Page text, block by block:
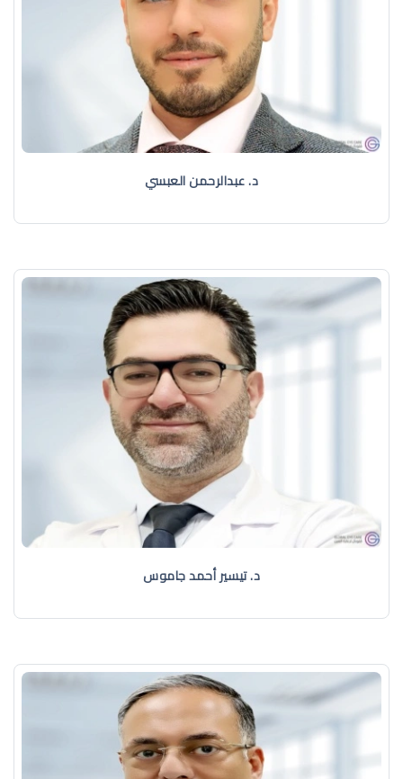
د. عبدالرحمن العبسي
د. تيسير أحمد جاموس